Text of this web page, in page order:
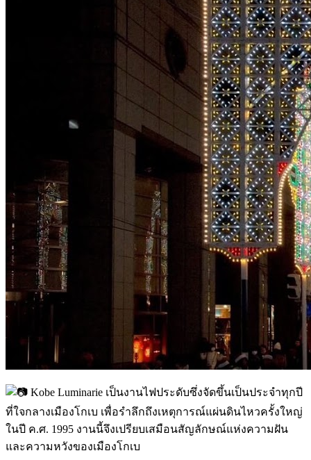
Kobe Luminarie เป็นงานไฟประดับซึ่งจัดขึ้นเป็นประจำทุกปี
ที่ใจกลางเมืองโกเบ เพื่อรำลึกถึงเหตุการณ์แผ่นดินไหวครั้งใหญ่
ในปี ค.ศ. 1995 งานนี้จึงเปรียบเสมือนสัญลักษณ์แห่งความฝัน
และความหวังของเมืองโกเบ